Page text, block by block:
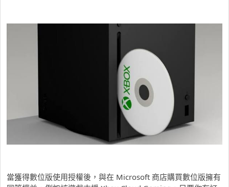
當獲得數位版使用授權後，與在 Microsoft 商店購買數位版擁有